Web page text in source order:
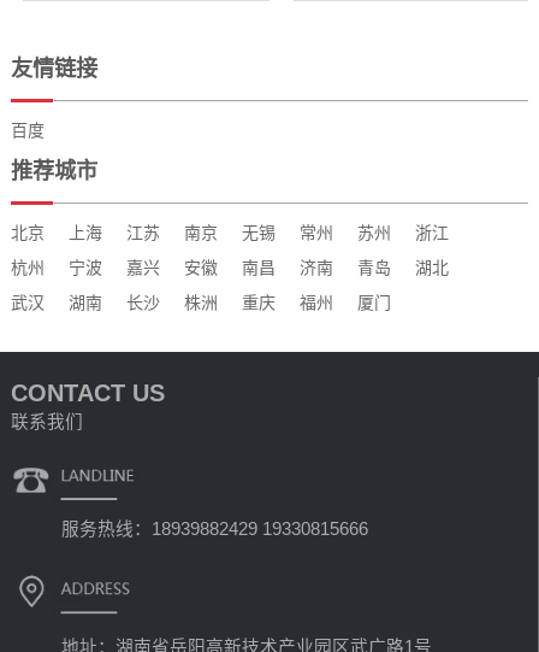
友情链接
百度
推荐城市
北京 上海 江苏 南京 无锡 常州 苏州
浙江
杭州
宁波 嘉兴 安徽 南昌 济南 青岛
湖北
武汉
湖南 长沙 株洲 重庆 福州 厦门
CONTACT US
联系我们
服务热线：18939882429 19330815666
地址：湖南省岳阳高新技术产业园区武广路1号